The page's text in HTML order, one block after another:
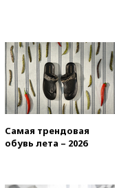
Самая трендовая
обувь лета – 2026